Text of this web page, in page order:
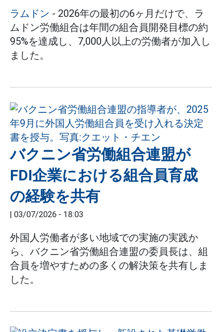
ラムドン - 2026年の最初の6ヶ月だけで、ラ
ムドン労働組合は年間の組合員開発目標の約
95%を達成し、7,000人以上の労働者が加入し
ました。
バクニン省労働組合連盟が
FDI企業における組合員育成
の経験を共有
| 03/07/2026 - 18:03
外国人労働者が多い地域での実施の実践か
ら、バクニン省労働組合連盟の委員長は、組
合員を増やすための多くの解決策を共有しま
した。